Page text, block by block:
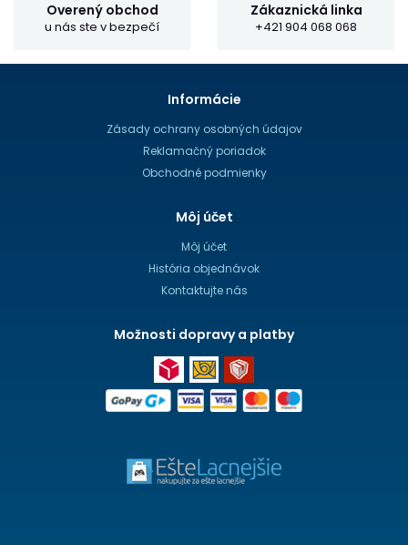
Overený obchod
u nás ste v bezpečí
Zákaznická linka
+421 904 068 068
Informácie
Zásady ochrany osobných údajov
Reklamačný poriadok
Obchodné podmienky
Môj účet
Môj účet
História objednávok
Kontaktujte nás
Možnosti dopravy a platby